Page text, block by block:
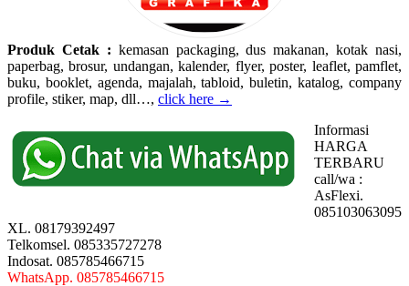
Produk Cetak : kemasan packaging, dus makanan, kotak nasi,
paperbag, brosur, undangan, kalender, flyer, poster, leaflet, pamflet,
buku, booklet, agenda, majalah, tabloid, buletin, katalog, company
profile, stiker, map, dll…, click here →
Informasi
HARGA
TERBARU
call/wa :
AsFlexi.
085103063095
XL. 08179392497
Telkomsel. 085335727278
Indosat. 085785466715
WhatsApp. 085785466715